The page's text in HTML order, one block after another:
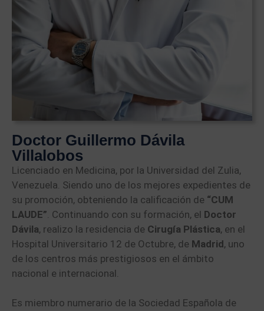
Doctor Guillermo Dávila
Villalobos
Licenciado en Medicina, por la Universidad del Zulia,
Venezuela. Siendo uno de los mejores expedientes de
su promoción, obteniendo la calificación de “CUM
LAUDE” . Continuando con su formación, el Doctor
Dávila, realizo la residencia de Cirugía Plástica, en el
Hospital Universitario 12 de Octubre, de Madrid, uno
de los centros más prestigiosos en el ámbito
nacional e internacional.
Es miembro numerario de la Sociedad Española de